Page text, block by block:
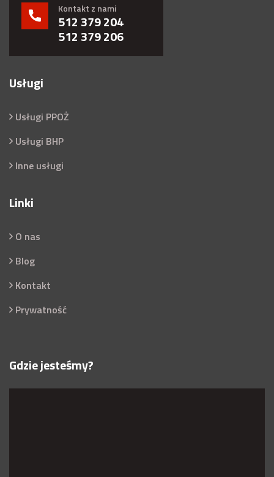
Kontakt z nami
512 379 204
512 379 206
Usługi
Usługi PPOŻ
Usługi BHP
Inne usługi
Linki
O nas
Blog
Kontakt
Prywatność
Gdzie jesteśmy?